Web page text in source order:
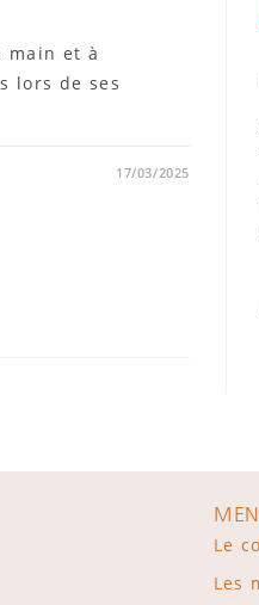
main et à
lors de ses
17/03/2025
Le
Les